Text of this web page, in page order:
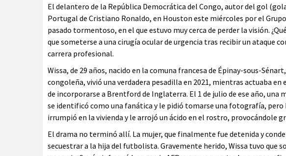
El delantero de la República Democrática del Congo, autor del gol
Portugal de Cristiano Ronaldo, en Houston este miércoles por el
pasado tormentoso, en el que estuvo muy cerca de perder la visión.
que someterse a una cirugía ocular de urgencia tras recibir un ataque
carrera profesional.
Wissa, de 29 años, nacido en la comuna francesa de Épinay-sous-
congoleña, vivió una verdadera pesadilla en 2021, mientras actuaba en
de incorporarse a Brentford de Inglaterra. El 1 de julio de ese año, una
se identificó como una fanática y le pidió tomarse una fotografía,
irrumpió en la vivienda y le arrojó un ácido en el rostro, provocándole
El drama no terminó allí. La mujer, que finalmente fue detenida y
secuestrar a la hija del futbolista. Gravemente herido, Wissa tuvo que